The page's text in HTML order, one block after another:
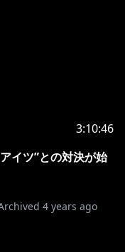
3:10:46
イツ”との対決が始
4 years ago